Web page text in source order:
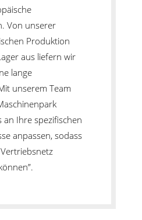
Von unserer
Produktion
aus liefern wir
lange
unserem Team
an Ihre spezifischen
anpassen, sodass